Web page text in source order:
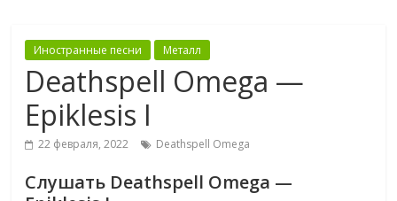
Иностранные песни Металл
Deathspell Omega —
Epiklesis I
22 февраля, 2022 Deathspell Omega
Слушать Deathspell Omega —